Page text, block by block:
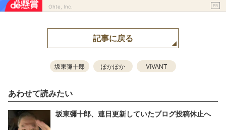
Ohte, Inc. PR
記事に戻る
坂東彌十郎 ぽかぽか VIVANT
あわせて読みたい
坂東彌十郎、連日更新していたブログ投稿休止へ